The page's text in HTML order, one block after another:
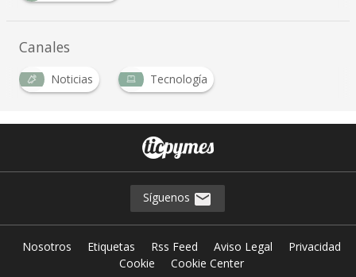
Canales
Noticias Tecnología
Síguenos
Nosotros Etiquetas Rss Feed Aviso Legal
Privacidad
Cookie
Cookie Center